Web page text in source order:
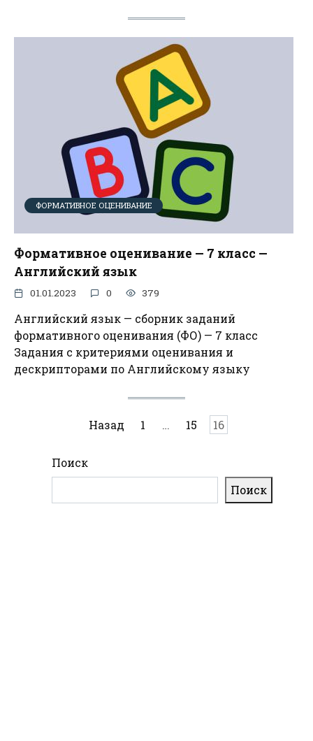
ФОРМАТИВНОЕ ОЦЕНИВАНИЕ
Формативное оценивание — 7 класс —
Английский язык
01.01.2023 0 379
Английский язык — сборник заданий
формативного оценивания (ФО) — 7 класс
Задания с критериями оценивания и
дескрипторами по Английскому языку
Назад 1 … 15 16
Поиск
Поиск